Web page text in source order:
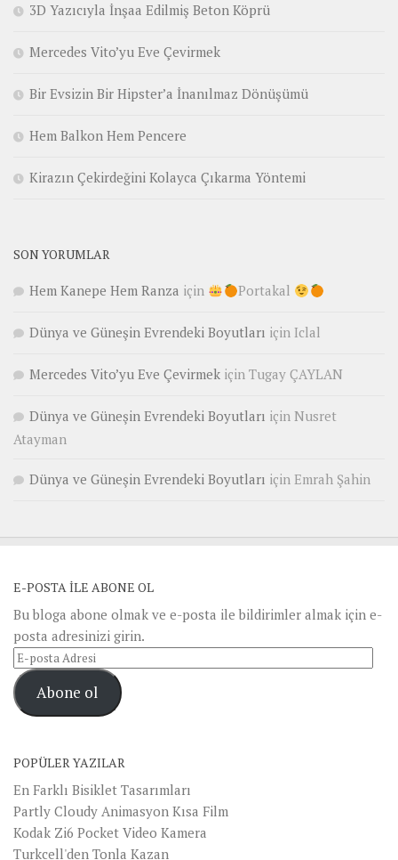
3D Yazıcıyla İnşaa Edilmiş Beton Köprü
Mercedes Vito’yu Eve Çevirmek
Bir Evsizin Bir Hipster’a İnanılmaz Dönüşümü
Hem Balkon Hem Pencere
Kirazın Çekirdeğini Kolayca Çıkarma Yöntemi
SON YORUMLAR
Hem Kanepe Hem Ranza için Portakal
Dünya ve Güneşin Evrendeki Boyutları için Iclal
Mercedes Vito’yu Eve Çevirmek için Tugay ÇAYLAN
Dünya ve Güneşin Evrendeki Boyutları için Nusret
Atayman
Dünya ve Güneşin Evrendeki Boyutları için Emrah Şahin
E-POSTA ILE ABONE OL
Bu bloga abone olmak ve e-posta ile bildirimler almak için e-
posta adresinizi girin.
E-
posta
AdresiAbone ol
POPÜLER YAZILAR
En Farklı Bisiklet Tasarımları
Partly Cloudy Animasyon Kısa Film
Kodak Zi6 Pocket Video Kamera
Turkcell'den Tonla Kazan